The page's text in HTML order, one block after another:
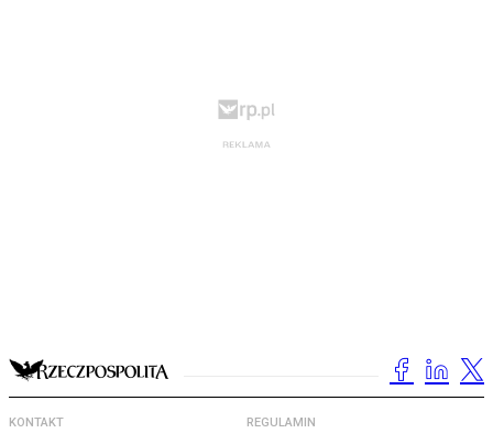
KONTAKT REGULAMIN